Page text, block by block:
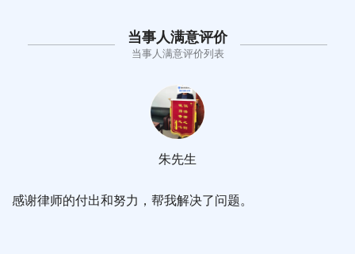
当事人满意评价
当事人满意评价列表
感谢律师的付出和努力，帮我解决了问题。
朱先生